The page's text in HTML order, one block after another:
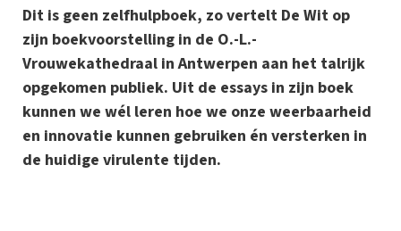
Dit is geen zelfhulpboek, zo vertelt De Wit op
zijn boekvoorstelling in de O.-L.-
Vrouwekathedraal in Antwerpen aan het talrijk
opgekomen publiek. Uit de essays in zijn boek
kunnen we wél leren hoe we onze weerbaarheid
en innovatie kunnen gebruiken én versterken in
de huidige virulente tijden.